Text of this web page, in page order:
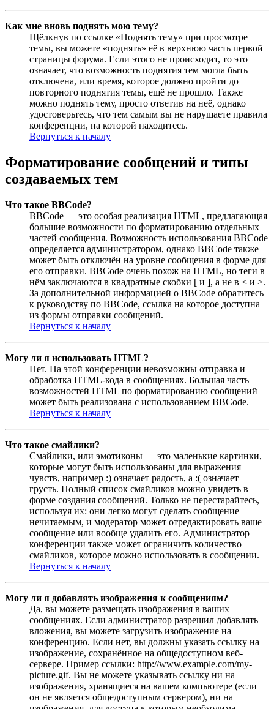
Как мне вновь поднять мою тему?
Щёлкнув по ссылке «Поднять тему» при просмотре
темы, вы можете «поднять» её в верхнюю часть первой
страницы форума. Если этого не происходит, то это
означает, что возможность поднятия тем могла быть
отключена, или время, которое должно пройти до
повторного поднятия темы, ещё не прошло. Также
можно поднять тему, просто ответив на неё, однако
удостоверьтесь, что тем самым вы не нарушаете правила
конференции, на которой находитесь.
Вернуться к началу
Форматирование сообщений и типы
создаваемых тем
Что такое BBCode?
BBCode — это особая реализация HTML, предлагающая
большие возможности по форматированию отдельных
частей сообщения. Возможность использования BBCode
определяется администратором, однако BBCode также
может быть отключён на уровне сообщения в форме для
его отправки. BBCode очень похож на HTML, но теги в
нём заключаются в квадратные скобки [ и ], а не в < и >.
За дополнительной информацией о BBCode обратитесь
к руководству по BBCode, ссылка на которое доступна
из формы отправки сообщений.
Вернуться к началу
Могу ли я использовать HTML?
Нет. На этой конференции невозможны отправка и
обработка HTML-кода в сообщениях. Большая часть
возможностей HTML по форматированию сообщений
может быть реализована с использованием BBCode.
Вернуться к началу
Что такое смайлики?
Смайлики, или эмотиконы — это маленькие картинки,
которые могут быть использованы для выражения
чувств, например :) означает радость, а :( означает
грусть. Полный список смайликов можно увидеть в
форме создания сообщений. Только не перестарайтесь,
используя их: они легко могут сделать сообщение
нечитаемым, и модератор может отредактировать ваше
сообщение или вообще удалить его. Администратор
конференции также может ограничить количество
смайликов, которое можно использовать в сообщении.
Вернуться к началу
Могу ли я добавлять изображения к сообщениям?
Да, вы можете размещать изображения в ваших
сообщениях. Если администратор разрешил добавлять
вложения, вы можете загрузить изображение на
конференцию. Если нет, вы должны указать ссылку на
изображение, сохранённое на общедоступном веб-
сервере. Пример ссылки: http://www.example.com/my-
picture.gif. Вы не можете указывать ссылку ни на
изображения, хранящиеся на вашем компьютере (если
он не является общедоступным сервером), ни на